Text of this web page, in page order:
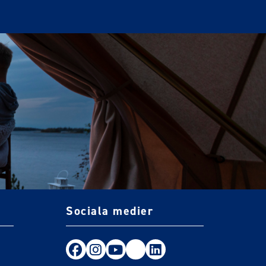
Sociala medier
Följ oss på Facebook
Följ oss på Instagram
Följ oss på Youtube
TikTokLinkedIn